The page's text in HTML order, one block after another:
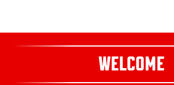
WELCOME